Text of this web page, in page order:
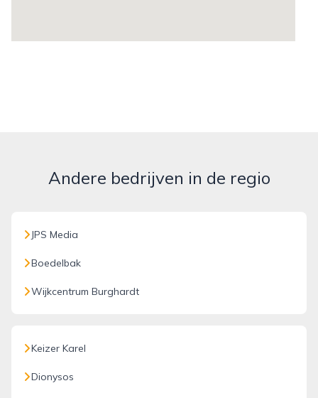
Andere bedrijven in de regio
JPS Media
Boedelbak
Wijkcentrum Burghardt
Keizer Karel
Dionysos